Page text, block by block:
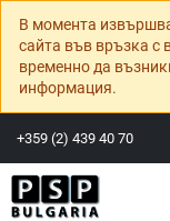
В момента
сайта във връзка с
временно да
информация.
+359 (2) 439 40 70